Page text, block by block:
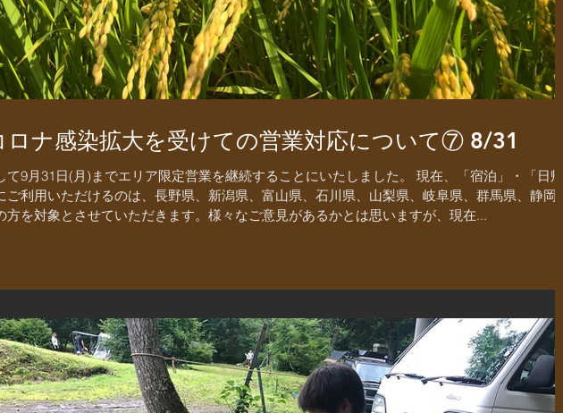
ロナ感染拡大を受けての営業対応について⑦ 8/31
て9月31日(月)までエリア限定営業を継続することにいたしました。 現在、「宿泊」・「日帰
ご利用いただけるのは、長野県、新潟県、富山県、石川県、山梨県、岐阜県、群馬県、静岡県
方を対象とさせていただきます。様々なご意見があるかとは思いますが、現在...